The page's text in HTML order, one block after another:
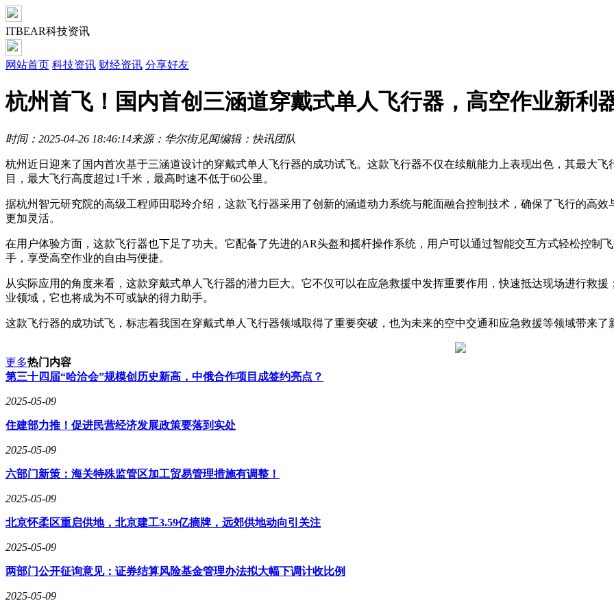
ITBEAR科技资讯
网站首页 科技资讯 财经资讯 分享好友
杭州首飞！国内首创三涵道穿戴式单人飞行器，高空作业新利
时间：2025-04-26 18:46:14来源：华尔街见闻编辑：快讯团队
杭州近日迎来了国内首次基于三涵道设计的穿戴式单人飞行器的成功试飞。这款飞行器不仅在续航能力上表现出色，其最大
目，最大飞行高度超过1千米，最高时速不低于60公里。
据杭州智元研究院的高级工程师田聪玲介绍，这款飞行器采用了创新的涵道动力系统与舵面融合控制技术，确保了飞行的高
更加灵活。
在用户体验方面，这款飞行器也下足了功夫。它配备了先进的AR头盔和摇杆操作系统，用户可以通过智能交互方式轻松控制
手，享受高空作业的自由与便捷。
从实际应用的角度来看，这款穿戴式单人飞行器的潜力巨大。它不仅可以在应急救援中发挥重要作用，快速抵达现场进行救
业领域，它也将成为不可或缺的得力助手。
这款飞行器的成功试飞，标志着我国在穿戴式单人飞行器领域取得了重要突破，也为未来的空中交通和应急救援等领域带来了
更多热门内容
第三十四届“哈洽会”规模创历史新高，中俄合作项目成签约亮点？
2025-05-09
住建部力推！促进民营经济发展政策要落到实处
2025-05-09
六部门新策：海关特殊监管区加工贸易管理措施有调整！
2025-05-09
北京怀柔区重启供地，北京建工3.59亿摘牌，远郊供地动向引关注
2025-05-09
两部门公开征询意见：证券结算风险基金管理办法拟大幅下调计收比例
2025-05-09